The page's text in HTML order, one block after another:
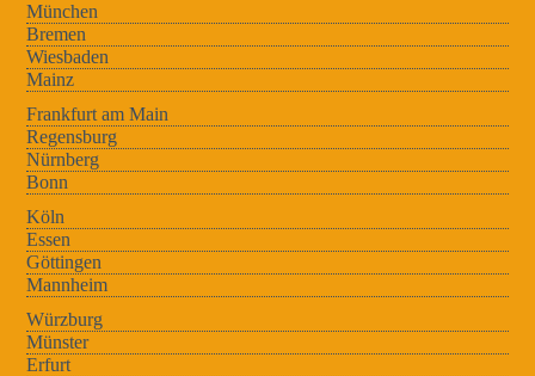
München
Bremen
Wiesbaden
Mainz
Frankfurt am Main
Regensburg
Nürnberg
Bonn
Köln
Essen
Göttingen
Mannheim
Würzburg
Münster
Erfurt